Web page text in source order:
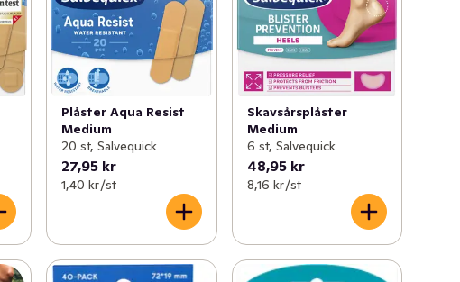
Plåster Aqua Resist
Medium
20 st, Salvequick
27,95 kr
1,40 kr /st
Skavsårsplåster
Medium
6 st, Salvequick
48,95 kr
8,16 kr /st